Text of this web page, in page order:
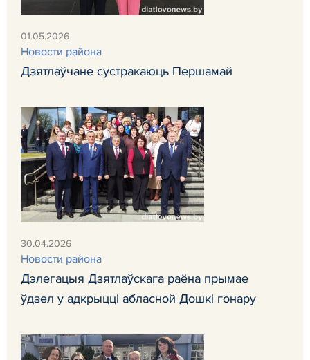
01.05.2026
Новости района
Дзятлаўчане сустракаюць Першамай
30.04.2026
Новости района
Дэлегацыя Дзятлаўскага раёна прымае
ўдзел у адкрыцці абласной Дошкі гонару